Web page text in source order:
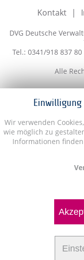
Einwilligung
Wir verwenden
wie möglich zu
Informationen
Kontakt
DVG Deutsche
Tel.: 0341/918 837 80
Alle